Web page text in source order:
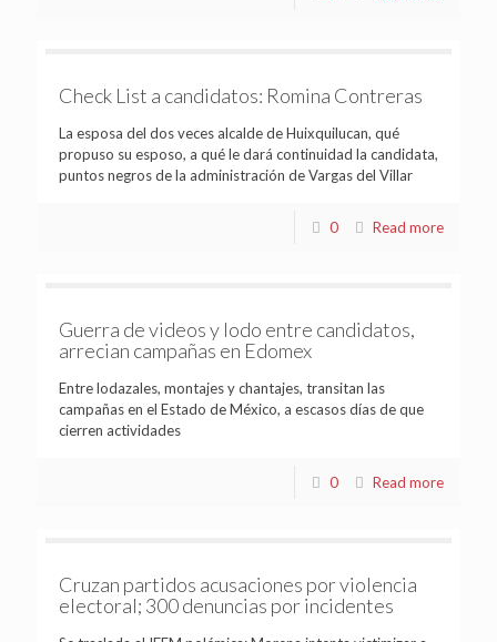
Check List a candidatos: Romina Contreras
La esposa del dos veces alcalde de Huixquilucan, qué
propuso su esposo, a qué le dará continuidad la candidata,
puntos negros de la administración de Vargas del Villar
0 Read more
Guerra de videos y lodo entre candidatos,
arrecian campañas en Edomex
Entre lodazales, montajes y chantajes, transitan las
campañas en el Estado de México, a escasos días de que
cierren actividades
0 Read more
Cruzan partidos acusaciones por violencia
electoral; 300 denuncias por incidentes